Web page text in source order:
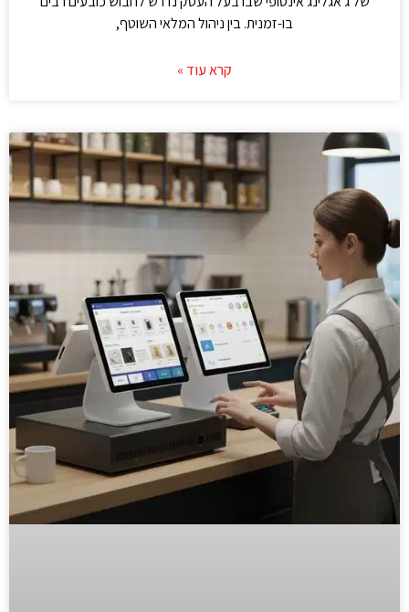
בו-זמנית. בין ניהול המלאי השוטף,
קרא עוד »